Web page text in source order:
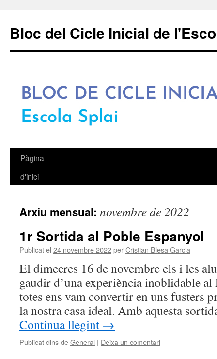
Bloc del Cicle Inicial de
Vés
Pàgina
d'inici
Arxiu mensual: novembre de 2022
1r Sortida al Poble Espanyol
Publicat el 24 novembre 2022perCristian Blesa Garcia
El dimecres 16 de novembre els i les
gaudir d’una experiència inoblidable
totes ens vam convertir en uns fusters
la nostra casa ideal. Amb aquesta
Continua llegint →
Publicat dins deGeneral | Deixa un comentari